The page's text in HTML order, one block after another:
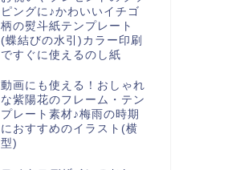
ピングに♪かわいいイチゴ
柄の熨斗紙テンプレート
(蝶結びの水引)カラー印刷
ですぐに使えるのし紙
動画にも使える！おしゃれ
な紫陽花のフレーム・テン
プレート素材♪梅雨の時期
におすすめのイラスト(横
型)